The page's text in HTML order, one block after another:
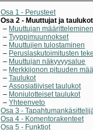
Osa 1 - Perusteet
Osa 2 - Muuttujat ja taulukot
Muuttujan määritteleminen
Tyyppimuunnokset
Muuttujien tulostaminen
Peruslaskutoimitusten
Muuttujan näkyvyysalue
Merkkijonon pituuden
Taulukot
Assosiatiiviset taulukot
Moniulotteiset taulukot
Yhteenveto
Osa 3 -
Osa 4 - Komentorakenteet
Osa 5 - Funktiot